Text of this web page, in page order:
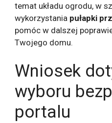
temat układu ogrodu, w
wykorzystania pułapki
pomóc w dalszej
Twojego domu.
Wniosek
wyboru
portalu